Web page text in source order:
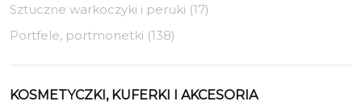
Sztuczne warkoczyki i peruki (17)
Portfele, portmonetki (138)
KOSMETYCZKI, KUFERKI I AKCESORIA